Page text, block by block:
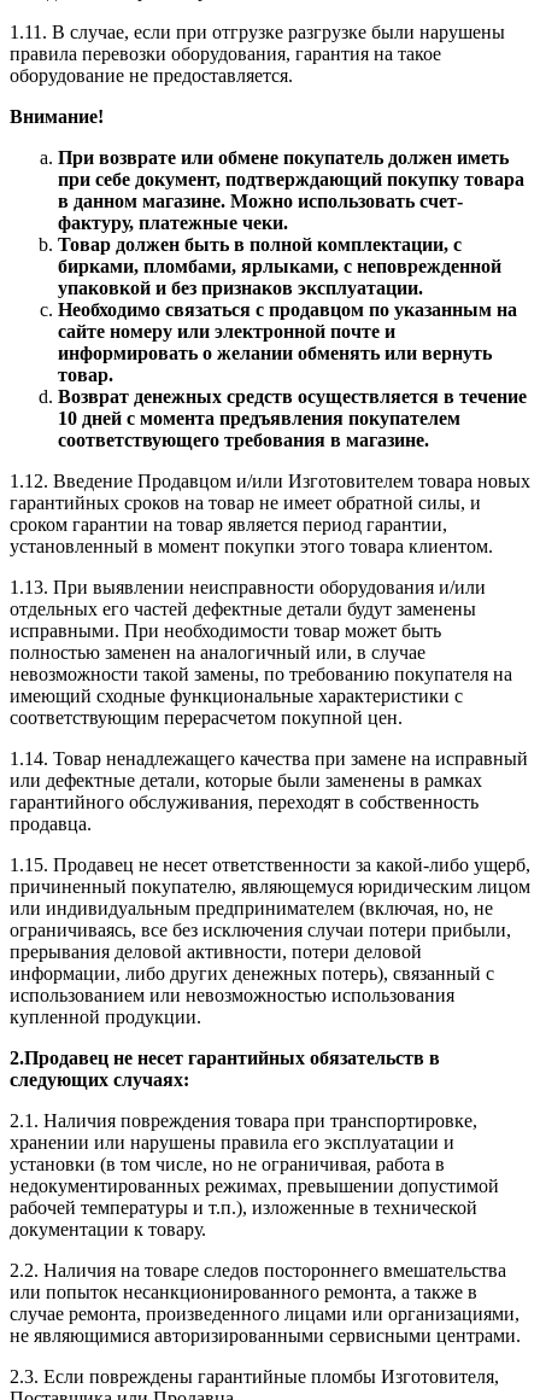
1.11. В случае, если при отгрузке разгрузке были нарушены
правила перевозки оборудования, гарантия на такое
оборудование не предоставляется.
Внимание!
При возврате или обмене покупатель должен иметь
при себе документ, подтверждающий покупку товара
в данном магазине. Можно использовать счет-
фактуру, платежные чеки.
Товар должен быть в полной комплектации, с
бирками, пломбами, ярлыками, с неповрежденной
упаковкой и без признаков эксплуатации.
Необходимо связаться с продавцом по указанным на
сайте номеру или электронной почте и
информировать о желании обменять или вернуть
товар.
Возврат денежных средств осуществляется в течение
10 дней с момента предъявления покупателем
соответствующего требования в магазине.
1.12. Введение Продавцом и/или Изготовителем товара новых
гарантийных сроков на товар не имеет обратной силы, и
сроком гарантии на товар является период гарантии,
установленный в момент покупки этого товара клиентом.
1.13. При выявлении неисправности оборудования и/или
отдельных его частей дефектные детали будут заменены
исправными. При необходимости товар может быть
полностью заменен на аналогичный или, в случае
невозможности такой замены, по требованию покупателя на
имеющий сходные функциональные характеристики с
соответствующим перерасчетом покупной цен.
1.14. Товар ненадлежащего качества при замене на исправный
или дефектные детали, которые были заменены в рамках
гарантийного обслуживания, переходят в собственность
продавца.
1.15. Продавец не несет ответственности за какой-либо ущерб,
причиненный покупателю, являющемуся юридическим лицом
или индивидуальным предпринимателем (включая, но, не
ограничиваясь, все без исключения случаи потери прибыли,
прерывания деловой активности, потери деловой
информации, либо других денежных потерь), связанный с
использованием или невозможностью использования
купленной продукции.
2.Продавец не несет гарантийных обязательств в
следующих случаях:
2.1. Наличия повреждения товара при транспортировке,
хранении или нарушены правила его эксплуатации и
установки (в том числе, но не ограничивая, работа в
недокументированных режимах, превышении допустимой
рабочей температуры и т.п.), изложенные в технической
документации к товару.
2.2. Наличия на товаре следов постороннего вмешательства
или попыток несанкционированного ремонта, а также в
случае ремонта, произведенного лицами или организациями,
не являющимися авторизированными сервисными центрами.
2.3. Если повреждены гарантийные пломбы Изготовителя,